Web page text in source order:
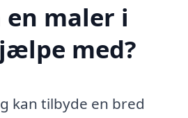
en maler i
med?
kan tilbyde en bred